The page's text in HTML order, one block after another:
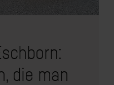
die man